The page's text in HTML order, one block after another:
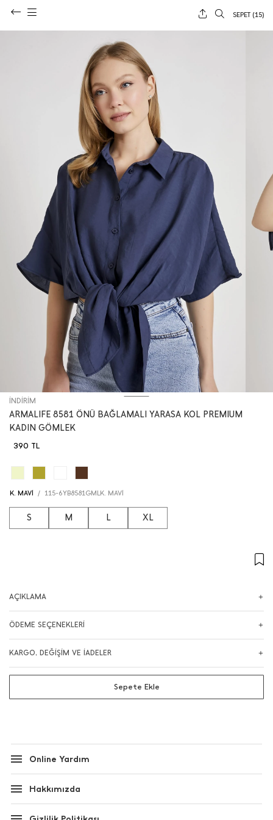
SEPET (15)
İNDİRİM
ARMALIFE 8581 ÖNÜ BAĞLAMALI YARASA KOL PREMIUM
KADIN GÖMLEK
390 TL
S M L XL
K. MAVİ / 115-6YB8581GMLK. MAVİ
Sepete Ekle
AÇIKLAMA
ÖDEME SEÇENEKLERİ
KARGO, DEĞİŞİM VE İADELER
Online Yardım
Hakkımızda